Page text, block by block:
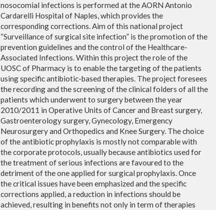
nosocomial infections is performed at the AORN Antonio
Cardarelli Hospital of Naples, which provides the
corresponding corrections. Aim of this national project
“Surveillance of surgical site infection” is the promotion of the
prevention guidelines and the control of the Healthcare-
Associated Infections. Within this project the role of the
UOSC of Pharmacy is to enable the targeting of the patients
using specific antibiotic-based therapies. The project foresees
the recording and the screening of the clinical folders of all the
patients which underwent to surgery between the year
2010/2011 in Operative Units of Cancer and Breast surgery,
Gastroenterology surgery, Gynecology, Emergency
Neurosurgery and Orthopedics and Knee Surgery. The choice
of the antibiotic prophylaxis is mostly not comparable with
the corporate protocols, usually because antibiotics used for
the treatment of serious infections are favoured to the
detriment of the one applied for surgical prophylaxis. Once
the critical issues have been emphasized and the specific
corrections applied, a reduction in infections should be
achieved, resulting in benefits not only in term of therapies